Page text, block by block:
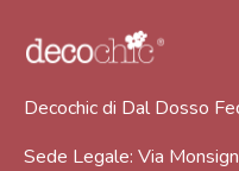
Decochic di Dal Dosso
Sede Legale: Via